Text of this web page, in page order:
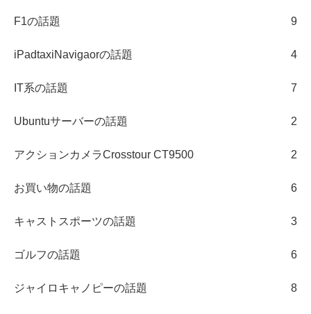
F1の話題 9
iPadtaxiNavigaorの話題 4
IT系の話題 7
Ubuntuサーバーの話題 2
アクションカメラCrosstour CT9500 2
お買い物の話題 6
キャストスポーツの話題 3
ゴルフの話題 6
ジャイロキャノピーの話題 8